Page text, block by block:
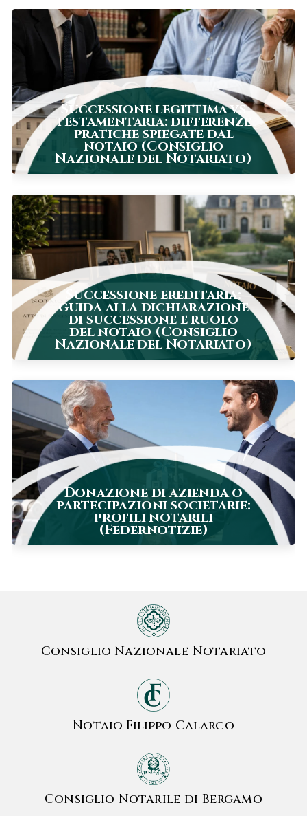
Successione legittima vs
testamentaria: differenze
pratiche spiegate dal
notaio (Consiglio
Nazionale del Notariato)
Successione ereditaria:
guida alla dichiarazione
di successione e ruolo
del notaio (Consiglio
Nazionale del Notariato)
Donazione di azienda o
partecipazioni societarie:
profili notarili
(Federnotizie)
Consiglio Nazionale Notariato
Notaio Filippo Calarco
Consiglio Notarile di Bergamo